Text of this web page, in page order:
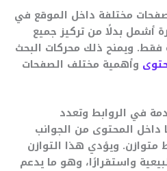
مختلفة داخل الموقع في
أشمل بدلًا من تركيز جميع
ويمنح ذلك محركات البحث
وأهمية مختلف الصفحات
في الروابط وتعدد
المحتوى من الجوانب
ويؤدي هذا التوازن
واستقرارًا، وهو ما يدعم